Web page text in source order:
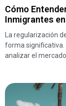
Cómo
Inmigrantes
La regularización
forma significativa.
analizar el